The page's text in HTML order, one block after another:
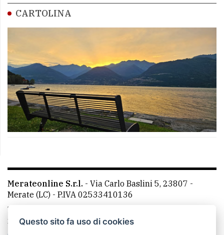
CARTOLINA
Merateonline S.r.l. - Via Carlo Baslini 5, 23807 -
Merate (LC) - P.IVA 02533410136
Telefono:
mail: redazione@leccoonline.com
Questo sito fa uso di cookies